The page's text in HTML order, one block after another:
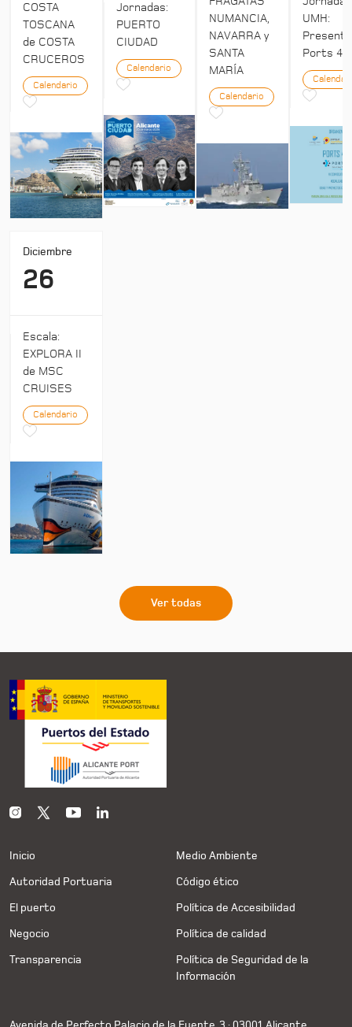
COSTA
TOSCANA
de COSTA
CRUCEROS
Calendario
Diciembre
26
Escala:
EXPLORA II
de MSC
CRUISES
Calendario
Jornadas:
PUERTO
CIUDAD
Calendario
NUMANCIA,
NAVARRA y
SANTA
MARÍA
Calendario
UMH:
Ports 4:0
Ver todas
Inicio
Autoridad Portuaria
El puerto
Negocio
Transparencia
Medio Ambiente
Código ético
Política de Accesibilidad
Política de calidad
Política de Seguridad de la
Información